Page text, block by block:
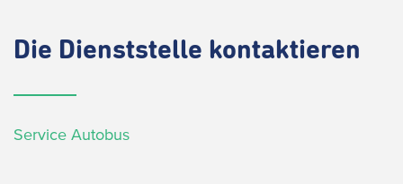
Die Dienststelle kontaktieren
Service Autobus